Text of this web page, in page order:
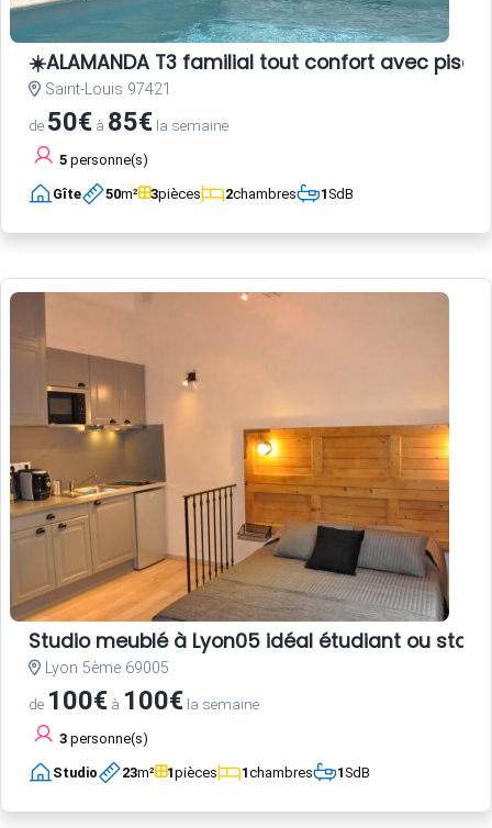
☀️ALAMANDA T3 familial tout confort avec
Saint-Louis 97421
de 50€ à 85€ la semaine
5 personne(s)
Gîte 50m² 3pièces 2chambres 1SdB
Studio meublé à Lyon05 idéal étudiant ou
Lyon 5ème 69005
de 100€ à 100€ la semaine
3 personne(s)
Studio 23m² 1pièces 1chambres 1SdB